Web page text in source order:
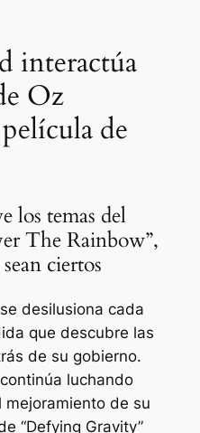
interactúa
Oz
de
los temas del
The Rainbow”,
ciertos
desilusiona cada
que descubre las
de su gobierno.
luchando
mejoramiento de su
“Defying Gravity”